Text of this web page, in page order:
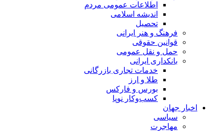
اطلاعات عمومی مردم
اندیشه اسلامی
تحصیل
فرهنگ و هنر ایرانی
قوانین حقوقی
حمل و نقل عمومی
بانکداری ایرانی
خدمات تجاری بازرگانی
طلا و ارز
بورس و فارکس
کسب‌وکار نوپا
اخبار جهان
سیاسی
مهاجرت